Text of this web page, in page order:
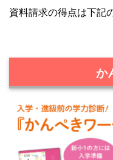
資料請求の得点は下記
か